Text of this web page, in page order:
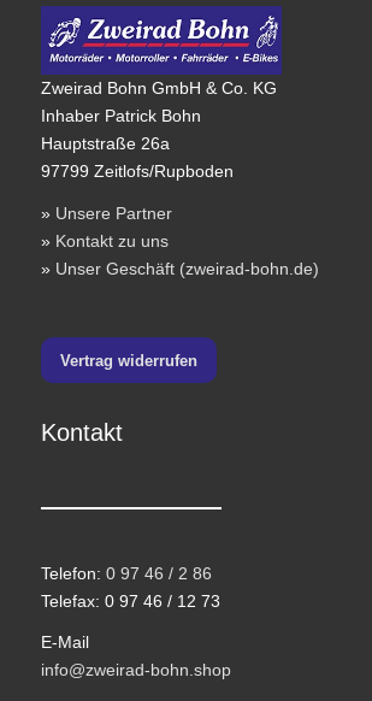
Zweirad Bohn GmbH & Co. KG
Inhaber Patrick Bohn
Hauptstraße 26a
97799 Zeitlofs/Rupboden
» Unsere Partner
» Kontakt zu uns
» Unser Geschäft (zweirad-bohn.de)
Vertrag widerrufen
Kontakt
Telefon: 0 97 46 / 2 86
Telefax: 0 97 46 / 12 73
E-Mail
info@zweirad-bohn.shop